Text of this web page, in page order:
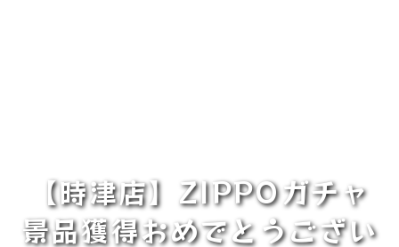
【時津店】ZIPPOガチャ
景品獲得おめでとうござい